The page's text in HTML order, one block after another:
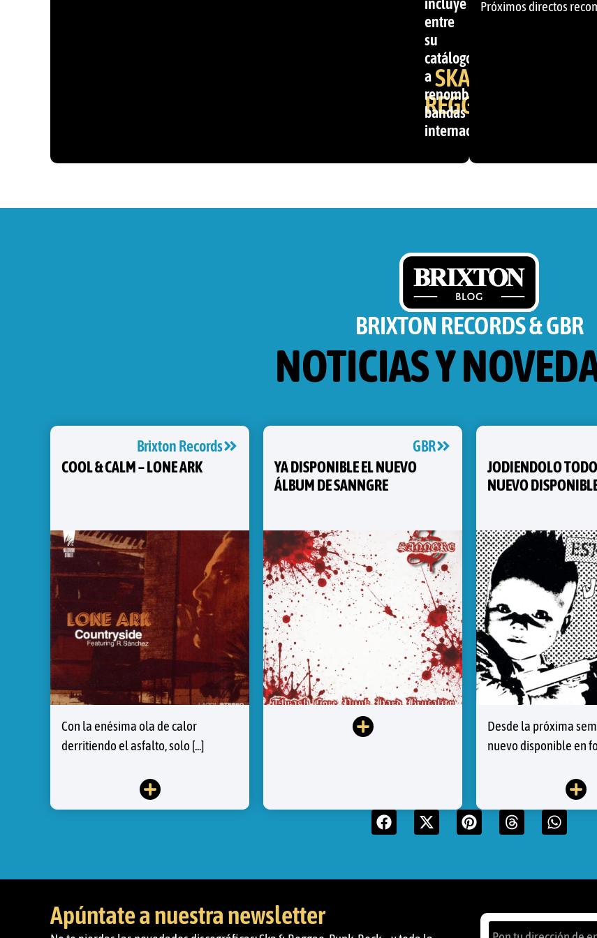
SKA &
REGGAE
entre
su
catálogo
a
renombradas
bandas
internacionales.
Próximos directos
BRIXTON RECORDS & GBR
NOTICIAS Y
Brixton Records
COOL & CALM – LONE ARK
Con la enésima ola de calor
derritiendo el asfalto, solo [...]
GBR
YA DISPONIBLE EL NUEVO
ÁLBUM DE SANNGRE
JODIENDOLO
NUEVO
Desde la próxima
nuevo disponible en
Apúntate a nuestra newsletter